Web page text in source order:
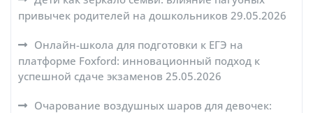
привычек родителей на дошкольников 29.05.2026
Онлайн-школа для подготовки к ЕГЭ на
платформе Foxford: инновационный подход к
успешной сдаче экзаменов 25.05.2026
Очарование воздушных шаров для девочек: